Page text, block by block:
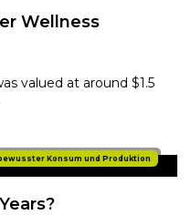
Wellness
valued at around $1.5
Konsum und Produktion